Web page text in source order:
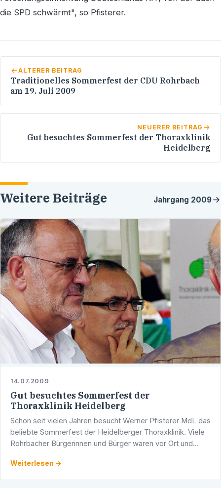
die SPD schwärmt", so Pfisterer.
ÄLTERER BEITRAG
Traditionelles Sommerfest der CDU Rohrbach
am 19. Juli 2009
NEUERER BEITRAG
Gut besuchtes Sommerfest der Thoraxklinik
Heidelberg
Weitere Beiträge Jahrgang 2009
14.07.2009
Gut besuchtes Sommerfest der
Thoraxklinik Heidelberg
Schon seit vielen Jahren besucht Werner Pfisterer MdL das
beliebte Sommerfest der Heidelberger Thoraxklinik. Viele
Rohrbacher Bürgerinnen und Bürger waren vor Ort und
Weiterlesen →